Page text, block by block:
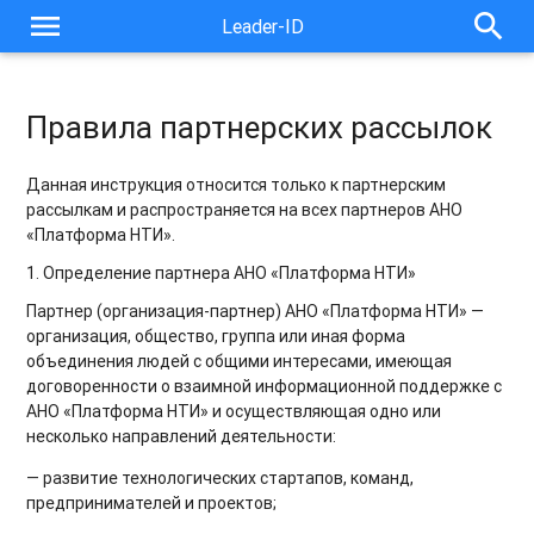
menu Leader-ID search
Правила партнерских рассылок
Данная инструкция относится только к партнерским
рассылкам и распространяется на всех партнеров АНО
«Платформа НТИ».
1. Определение партнера АНО «Платформа НТИ»
Партнер (организация-партнер) АНО «Платформа НТИ» —
организация, общество, группа или иная форма
объединения людей с общими интересами, имеющая
договоренности о взаимной информационной поддержке с
АНО «Платформа НТИ» и осуществляющая одно или
несколько направлений деятельности:
— развитие технологических стартапов, команд,
предпринимателей и проектов;